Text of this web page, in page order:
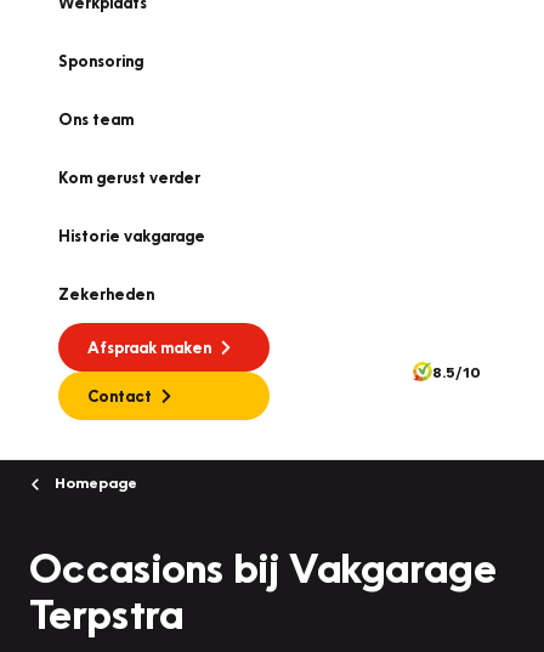
Sponsoring
Ons team
Kom gerust verder
Historie vakgarage
Zekerheden
Afspraak maken
Contact
8.5/10
Homepage
Occasions bij Vakgarage
Terpstra